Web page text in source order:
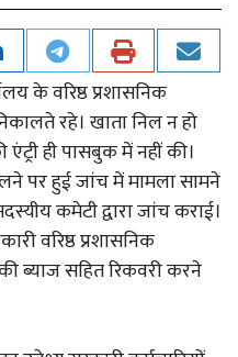
के वरिष्ठ प्रशासनिक
रहे। खाता निल न हो
ही पासबुक में नहीं की।
पर हुई जांच में मामला सामने
कमेटी द्वारा जांच कराई।
वरिष्ठ प्रशासनिक
ब्याज सहित रिकवरी करने